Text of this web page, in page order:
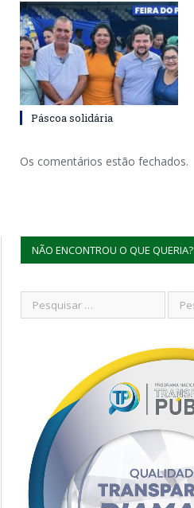
Páscoa solidária
Os comentários estão fechados.
NÃO ENCONTROU O QUE QUERIA?